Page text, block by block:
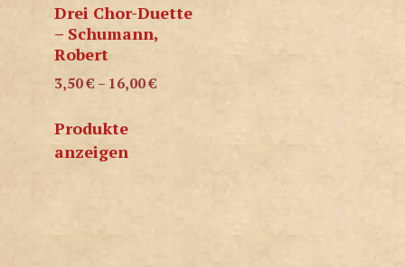
Drei Chor-Duette
– Schumann,
Robert
3,50€ – 16,00€
Produkte
anzeigen